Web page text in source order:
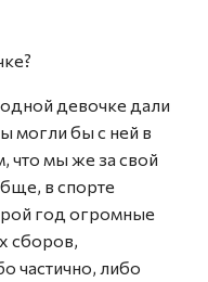
девочке дали
могли бы с ней в
что мы же за свой
в спорте
год огромные
сборов,
частично, либо